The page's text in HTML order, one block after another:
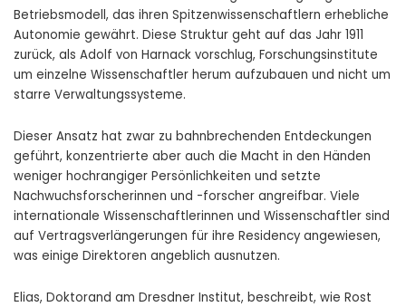
Betriebsmodell, das ihren Spitzenwissenschaftlern erhebliche
Autonomie gewährt. Diese Struktur geht auf das Jahr 1911
zurück, als Adolf von Harnack vorschlug, Forschungsinstitute
um einzelne Wissenschaftler herum aufzubauen und nicht um
starre Verwaltungssysteme.
Dieser Ansatz hat zwar zu bahnbrechenden Entdeckungen
geführt, konzentrierte aber auch die Macht in den Händen
weniger hochrangiger Persönlichkeiten und setzte
Nachwuchsforscherinnen und -forscher angreifbar. Viele
internationale Wissenschaftlerinnen und Wissenschaftler sind
auf Vertragsverlängerungen für ihre Residency angewiesen,
was einige Direktoren angeblich ausnutzen.
Elias, Doktorand am Dresdner Institut, beschreibt, wie Rost